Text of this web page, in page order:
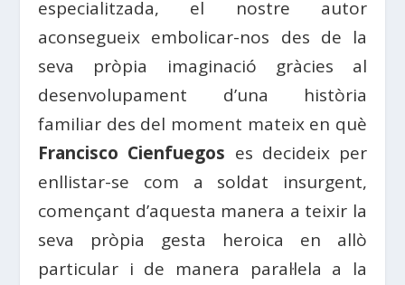
especialitzada, el nostre autor
aconsegueix embolicar-nos des de la
seva pròpia imaginació gràcies al
desenvolupament d’una història
familiar des del moment mateix en què
Francisco Cienfuegos es decideix per
enllistar-se com a soldat insurgent,
començant d’aquesta manera a teixir la
seva pròpia gesta heroica en allò
particular i de manera paral·lela a la